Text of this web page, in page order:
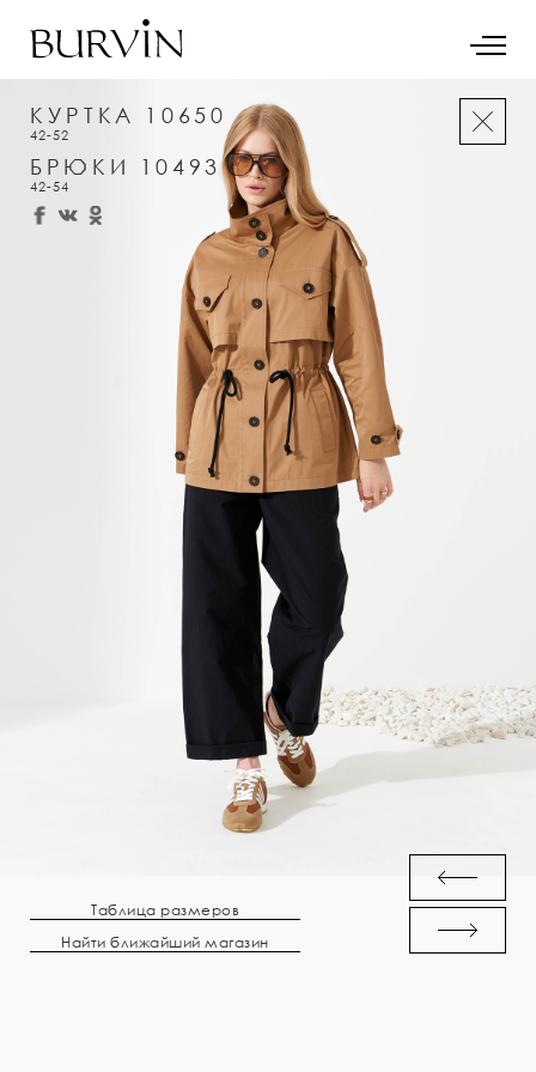
КУРТКА 10650
42-52
БРЮКИ 10493
42-54
Таблица размеров
Найти ближайший магазин